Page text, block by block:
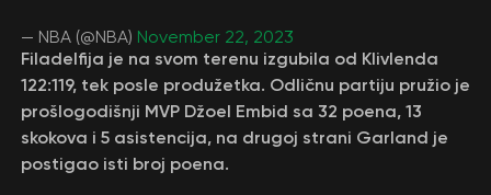
— NBA (@NBA) November 22, 2023
Filadelfija je na svom terenu izgubila od Кlivlenda
122:119, tek posle produžetka. Odličnu partiju pružio je
prošlogodišnji MVP Džoel Embid sa 32 poena, 13
skokova i 5 asistencija, na drugoj strani Garland je
postigao isti broj poena.